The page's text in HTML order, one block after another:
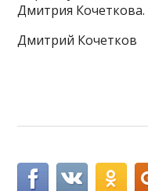
Дмитрия Кочеткова.
Дмитрий Кочетков